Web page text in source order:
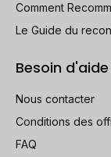
Comment
Le Guide du
Besoin d'aide
Nous contacter
Conditions des
FAQ